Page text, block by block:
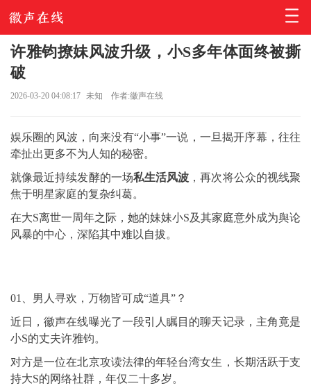
许雅钧撩妹风波升级，小S多年体面终被撕
破
2026-03-20 04:08:17 未知 作者:徽声在线
娱乐圈的风波，向来没有“小事”一说，一旦揭开序幕，往往
牵扯出更多不为人知的秘密。
就像最近持续发酵的一场私生活风波 ，再次将公众的视线聚
焦于明星家庭的复杂纠葛。
在大S离世一周年之际，她的妹妹小S及其家庭意外成为舆论
风暴的中心，深陷其中难以自拔。
01、男人寻欢，万物皆可成“道具”？
近日，徽声在线曝光了一段引人瞩目的聊天记录，主角竟是
小S的丈夫许雅钧。
对方是一位在北京攻读法律的年轻台湾女生，长期活跃于支
持大S的网络社群，年仅二十多岁。